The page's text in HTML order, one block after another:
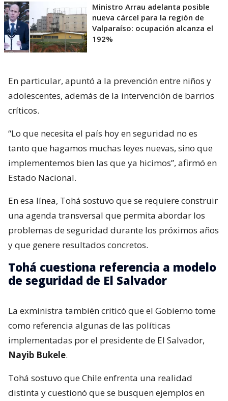
Ministro Arrau adelanta posible
nueva cárcel para la región de
Valparaíso: ocupación alcanza el
192%
En particular, apuntó a la prevención entre niños y
adolescentes, además de la intervención de barrios
críticos.
“Lo que necesita el país hoy en seguridad no es
tanto que hagamos muchas leyes nuevas, sino que
implementemos bien las que ya hicimos”, afirmó en
Estado Nacional.
En esa línea, Tohá sostuvo que se requiere construir
una agenda transversal que permita abordar los
problemas de seguridad durante los próximos años
y que genere resultados concretos.
Tohá cuestiona referencia a modelo
de seguridad de El Salvador
La exministra también criticó que el Gobierno tome
como referencia algunas de las políticas
implementadas por el presidente de El Salvador,
Nayib Bukele.
Tohá sostuvo que Chile enfrenta una realidad
distinta y cuestionó que se busquen ejemplos en